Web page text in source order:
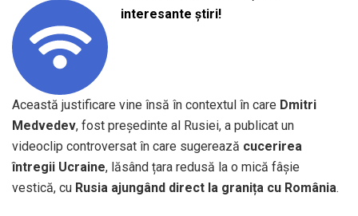
interesante știri!
Această justificare vine însă în contextul în care Dmitri
Medvedev, fost președinte al Rusiei, a publicat un
videoclip controversat în care sugerează cucerirea
întregii Ucraine, lăsând țara redusă la o mică fâșie
vestică, cu Rusia ajungând direct la granița cu România.